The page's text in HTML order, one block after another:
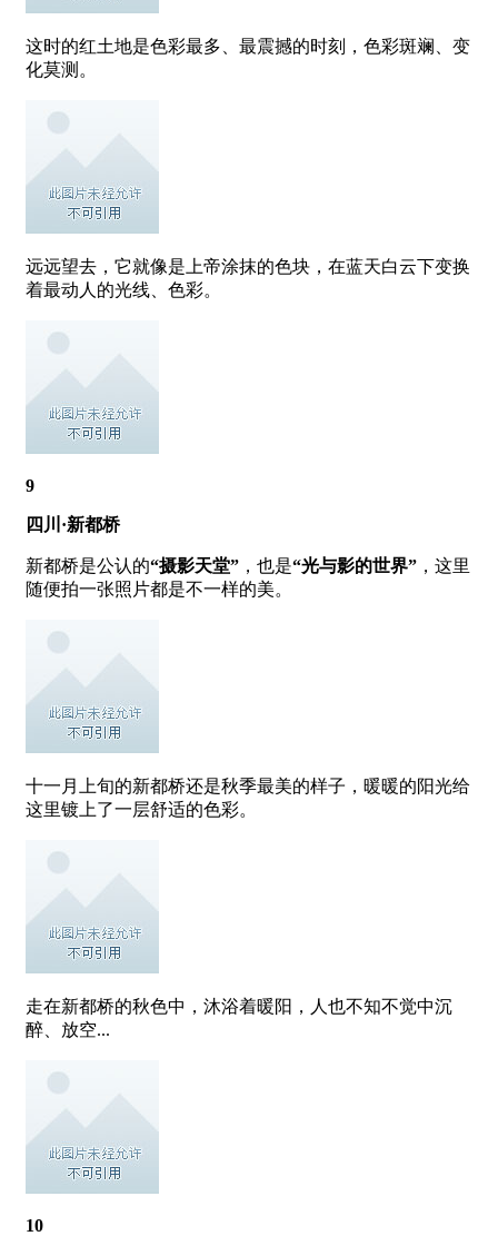
这时的红土地是色彩最多、最震撼的时刻，色彩斑斓、变
化莫测。
远远望去，它就像是上帝涂抹的色块，在蓝天白云下变换
着最动人的光线、色彩。
9
四川·新都桥
新都桥是公认的“摄影天堂” ，也是“光与影的世界” ，这里
随便拍一张照片都是不一样的美。
十一月上旬的新都桥还是秋季最美的样子，暖暖的阳光给
这里镀上了一层舒适的色彩。
走在新都桥的秋色中，沐浴着暖阳，人也不知不觉中沉
醉、放空...
10